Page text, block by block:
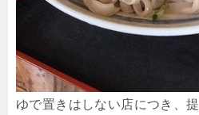
ゆで置きはしない店につき、